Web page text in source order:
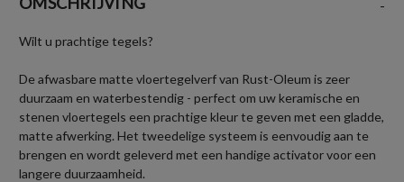
-
Wilt u prachtige tegels?
De afwasbare matte vloertegelverf van Rust-Oleum is zeer
duurzaam en waterbestendig - perfect om uw keramische en
stenen vloertegels een prachtige kleur te geven met een gladde,
matte afwerking. Het tweedelige systeem is eenvoudig aan te
brengen en wordt geleverd met een handige activator voor een
langere duurzaamheid.